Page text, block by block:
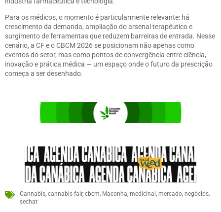
Para os médicos, o momento é particularmente relevante: há
crescimento da demanda, ampliação do arsenal terapêutico e
surgimento de ferramentas que reduzem barreiras de entrada. Nesse
cenário, a CF e o CBCM 2026 se posicionam não apenas como
eventos do setor, mas como pontos de convergência entre ciência,
inovação e prática médica — um espaço onde o futuro da prescrição
começa a ser desenhado.
Cannabis cannabis fair, cbcm Maconha medicinal mercado negócios
sechat